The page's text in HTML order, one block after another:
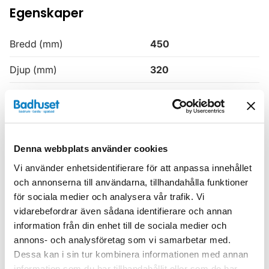
Denna webbplats använder cookies
Vi använder enhetsidentifierare för att anpassa innehållet
och annonserna till användarna, tillhandahålla funktioner
för sociala medier och analysera vår trafik. Vi
vidarebefordrar även sådana identifierare och annan
information från din enhet till de sociala medier och
annons- och analysföretag som vi samarbetar med.
Dessa kan i sin tur kombinera informationen med annan
Egenskaper
Bredd (mm) 450
Djup (mm) 320
Produkttyp Högskåp
Serie H3
Varumärke Haven
SKU: hvv900638-41
MPN: 900638-41